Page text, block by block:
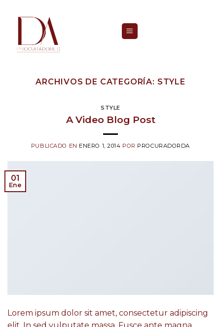
ARCHIVOS DE CATEGORÍA: STYLE
STYLE
A Video Blog Post
PUBLICADO EN ENERO 1, 2014 POR PROCURADORDA
01
Ene
Lorem ipsum dolor sit amet, consectetur adipiscing